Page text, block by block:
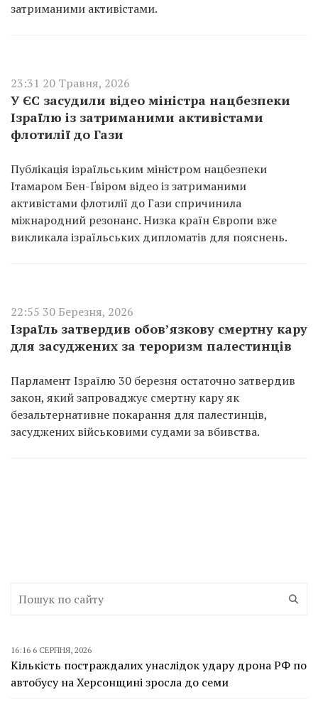
затриманими активістами.
23:31 20 Травня, 2026
У ЄС засудили відео міністра нацбезпеки
Ізраїлю із затриманими активістами
флотилії до Гази
Публікація ізраїльським міністром нацбезпеки
Ітамаром Бен-Ґвіром відео із затриманими
активістами флотилії до Гази спричинила
міжнародний резонанс. Низка країн Європи вже
викликала ізраїльських дипломатів для пояснень.
22:55 30 Березня, 2026
Ізраїль затвердив обов’язкову смертну кару
для засуджених за тероризм палестинців
Парламент Ізраїлю 30 березня остаточно затвердив
закон, який запроваджує смертну кару як
безальтернативне покарання для палестинців,
засуджених військовими судами за вбивства.
16:16 6 СЕРПНЯ, 2026
Кількість постраждалих унаслідок удару дрона РФ по
автобусу на Херсонщині зросла до семи